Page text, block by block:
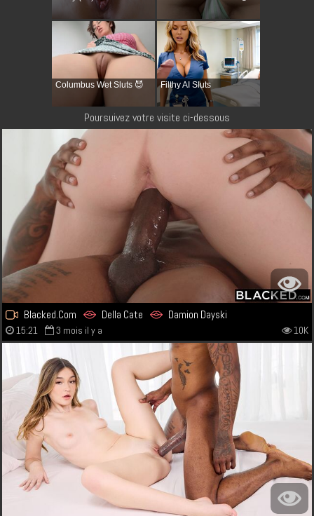
Columbus Wet Sluts 😈 Filthy AI Sluts
Poursuivez votre visite ci-dessous
Blacked.Com Della Cate Damion Dayski
15:21 3 mois il y a 10K